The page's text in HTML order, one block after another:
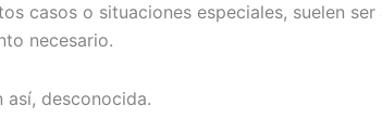
casos o situaciones especiales, suelen
necesario.
desconocida.